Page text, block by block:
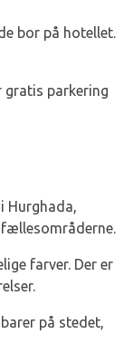
bor på hotellet.
gratis parkering
Hurghada,
fællesområderne.
farver. Der er
på stedet,